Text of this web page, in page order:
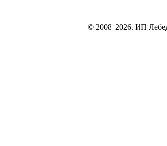
© 2008–2026. ИП